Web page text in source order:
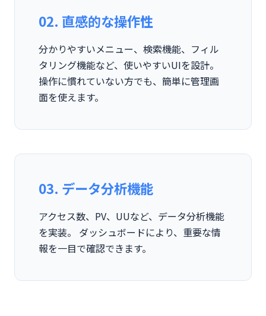
02. 直感的な操作性
分かりやすいメニュー、検索機能、フィル
タリング機能など、使いやすいUIを設計。
操作に慣れていない方でも、簡単に管理画
面を使えます。
03. データ分析機能
アクセス数、PV、UUなど、データ分析機能
を実装。 ダッシュボードにより、重要な情
報を一目で確認できます。